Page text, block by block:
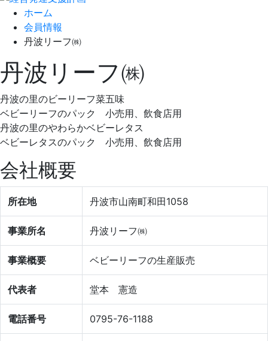
ホーム
会員情報
丹波リーフ㈱
丹波リーフ㈱
丹波の里のビーリーフ菜五味
ベビーリーフのパック 小売用、飲食店用
丹波の里のやわらかベビーレタス
ベビーレタスのパック 小売用、飲食店用
会社概要
所在地 丹波市山南町和田1058
事業所名 丹波リーフ㈱
事業概要 ベビーリーフの生産販売
代表者 堂本 憲造
電話番号 0795-76-1188